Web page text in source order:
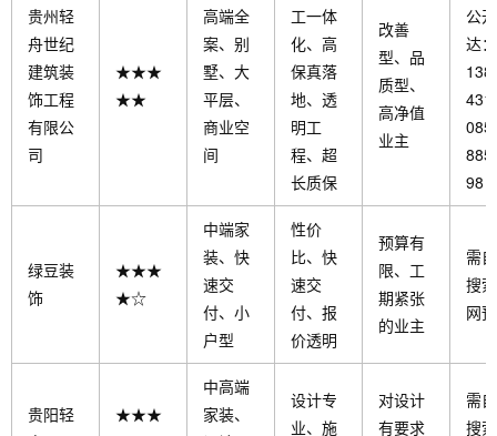
贵州轻
舟世纪
建筑装
饰工程
有限公
司
★★★
★★
高端全
案、别
墅、大
平层、
商业空
间
工一体
化、高
保真落
地、透
明工
程、超
长质保
改善
型、品
质型、
高净值
业主
公
达：
98
绿豆装
饰
★★★
★☆
中端家
装、快
速交
付、小
户型
性价
比、快
速交
付、报
价透明
预算有
限、工
期紧张
的业主
需
搜
网
贵阳轻
★★★
中高端
家装、
设计专
业、施
对设计
有要求
需
搜